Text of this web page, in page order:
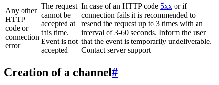
Any other
HTTP
code or
connection
error
The request
cannot be
accepted at
this time.
Event is not
accepted
In case of an HTTP code 5xx or if
connection fails it is recommended to
resend the request up to 3 times with an
interval of 3-60 seconds. Inform the user
that the event is temporarily undeliverable.
Contact server support
Creation of a channel#